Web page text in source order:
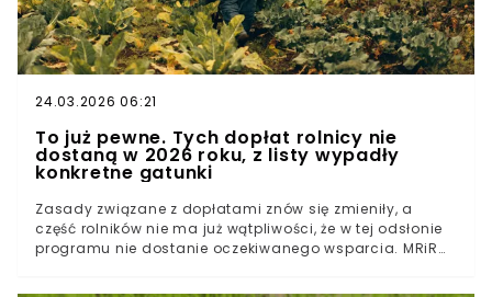
24.03.2026 06:21
To już pewne. Tych dopłat rolnicy nie
dostaną w 2026 roku, z listy wypadły
konkretne gatunki
Zasady związane z dopłatami znów się zmieniły, a
część rolników nie ma już wątpliwości, że w tej odsłonie
programu nie dostanie oczekiwanego wsparcia. MRiRW